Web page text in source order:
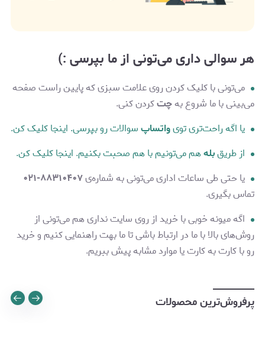
هر سوالی داری می‌تونی از ما بپرسی :)
می‌تونی با کلیک کردن روی علامت سبزی که پایین راست صفحه
می‌بینی با ما شروع بهچتکردن کنی.
یا اگه راحت‌تری تویواتساپسوالات رو بپرسی. اینجا کلیک کن.
از طریقبلههم می‌تونیم با هم صحبت بکنیم. اینجا کلیک کن.
یا حتی طی ساعات اداری می‌تونی به شماره‌ی۸۸۳۱۰۴۰۷-۰۲۱
تماس بگیری.
اگه میونه خوبی با خرید از روی سایت نداری هم می‌تونی از
روش‌های بالا با ما در ارتباط باشی تا ما بهت راهنمایی کنیم و خرید
رو با کارت به کارت یا موارد مشابه پیش ببریم.
پرفروش‌ترین محصولات